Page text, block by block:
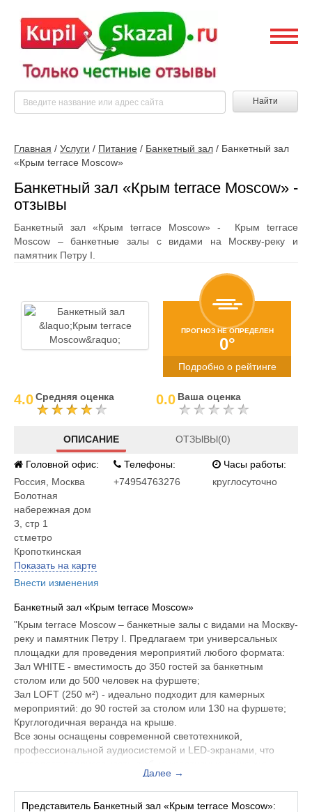
Найти
Главная / Услуги / Питание / Банкетный зал / Банкетный зал
«Крым terrace Moscow»
Банкетный зал «Крым terrace Moscow» -
отзывы
Банкетный зал «Крым terrace Moscow» - Крым terrace
Moscow – банкетные залы с видами на Москву-реку и
памятник Петру I.
ПРОГНОЗ НЕ ОПРЕДЕЛЕН
0°
Подробно о рейтинге
4.0Средняя оценка 0.0 Ваша оценка
ОПИСАНИЕ ОТЗЫВЫ(0)
Головной офис:
Россия
Москва
Болотная
набережная дом
3, стр 1
ст.метро
Кропоткинская
Показать на карте
Внести изменения
Телефоны:
+74954763276
Часы работы:
круглосуточно
Банкетный зал «Крым terrace Moscow»
"Крым terrace Moscow – банкетные залы с видами на Москву-
реку и памятник Петру I. Предлагаем три универсальных
площадки для проведения мероприятий любого формата:
Зал WHITE - вместимость до 350 гостей за банкетным
столом или до 500 человек на фуршете;
Зал LOFT (250 м²) - идеально подходит для камерных
мероприятий: до 90 гостей за столом или 130 на фуршете;
Круглогодичная веранда на крыше.
Все зоны оснащены современной светотехникой,
профессиональной аудиосистемой и LED-экранами, что
Гастрономическое сопровождение - средиземноморская
кухня: более 200 блюд, созданных командой талантливых
поваров."
Далее →
Представитель Банкетный зал «Крым terrace Moscow»: